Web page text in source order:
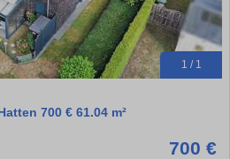
1 / 1
700 € 61.04 m²
700 €